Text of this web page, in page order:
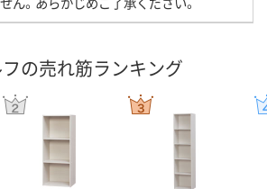
の売れ筋ランキング